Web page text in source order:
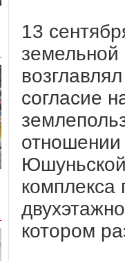
13
земельной
согласие
Юшуньской
комплекса
котором